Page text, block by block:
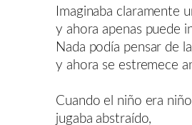
Imaginaba claramente
y ahora apenas puede
Nada podía pensar de
y ahora se estremece
Cuando el niño era
jugaba abstraído,